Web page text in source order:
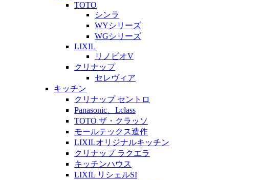
TOTO
シンラ
WYシリーズ
WGシリーズ
LIXIL
リノビオV
クリナップ
セレヴィア
キッチン
クリナップ セントロ
Panasonic、Lclass
TOTO ザ・クラッソ
モールテックス造作
LIXILオリジナルキッチン
クリナップ ラクエラ
キッチンハウス
LIXIL リシェルSI